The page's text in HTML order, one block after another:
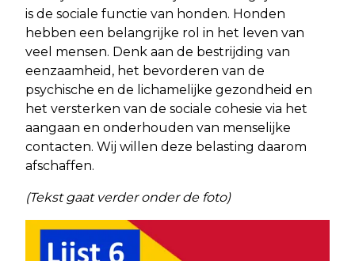
is de sociale functie van honden. Honden
hebben een belangrijke rol in het leven van
veel mensen. Denk aan de bestrijding van
eenzaamheid, het bevorderen van de
psychische en de lichamelijke gezondheid en
het versterken van de sociale cohesie via het
aangaan en onderhouden van menselijke
contacten. Wij willen deze belasting daarom
afschaffen.
(Tekst gaat verder onder de foto)